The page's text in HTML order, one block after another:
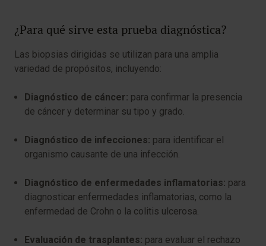
¿Para qué sirve esta prueba diagnóstica?
Las biopsias dirigidas se utilizan para una amplia
variedad de propósitos, incluyendo:
Diagnóstico de cáncer: para confirmar la presencia
de cáncer y determinar su tipo y grado.
Diagnóstico de infecciones: para identificar el
organismo causante de una infección.
Diagnóstico de enfermedades inflamatorias: para
diagnosticar enfermedades inflamatorias, como la
enfermedad de Crohn o la colitis ulcerosa.
Evaluación de trasplantes: para evaluar el rechazo